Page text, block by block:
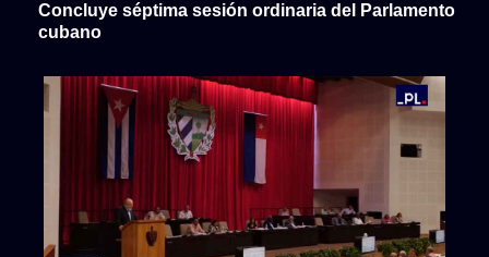
Concluye séptima sesión ordinaria del Parlamento
cubano